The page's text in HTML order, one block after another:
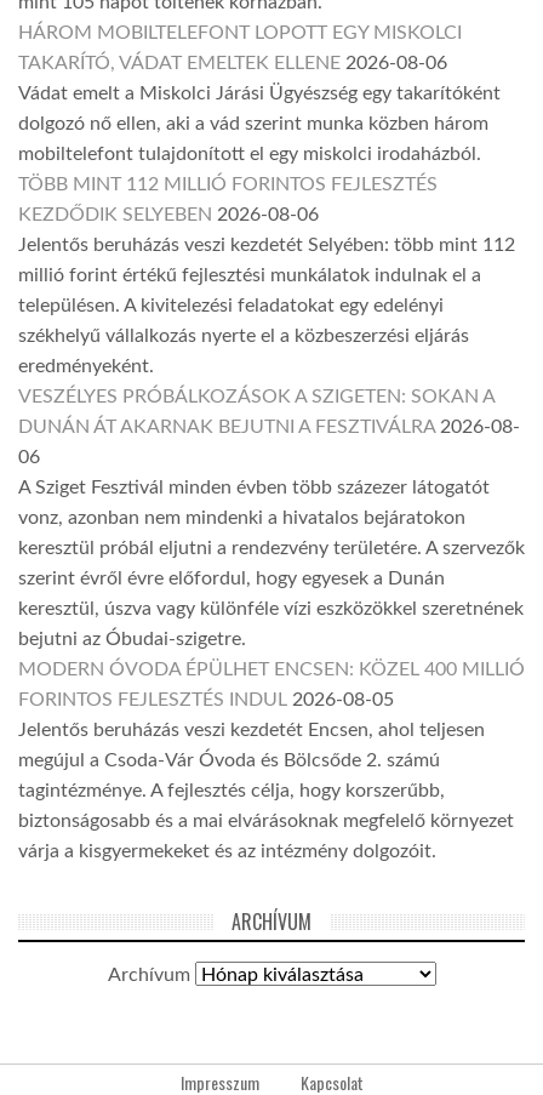
HÁROM MOBILTELEFONT LOPOTT EGY MISKOLCI
TAKARÍTÓ, VÁDAT EMELTEK ELLENE 2026-08-06
Vádat emelt a Miskolci Járási Ügyészség egy takarítóként
dolgozó nő ellen, aki a vád szerint munka közben három
mobiltelefont tulajdonított el egy miskolci irodaházból.
TÖBB MINT 112 MILLIÓ FORINTOS FEJLESZTÉS
KEZDŐDIK SELYEBEN 2026-08-06
Jelentős beruházás veszi kezdetét Selyében: több mint 112
millió forint értékű fejlesztési munkálatok indulnak el a
településen. A kivitelezési feladatokat egy edelényi
székhelyű vállalkozás nyerte el a közbeszerzési eljárás
eredményeként.
VESZÉLYES PRÓBÁLKOZÁSOK A SZIGETEN: SOKAN A
DUNÁN ÁT AKARNAK BEJUTNI A FESZTIVÁLRA 2026-08-
06
A Sziget Fesztivál minden évben több százezer látogatót
vonz, azonban nem mindenki a hivatalos bejáratokon
keresztül próbál eljutni a rendezvény területére. A szervezők
szerint évről évre előfordul, hogy egyesek a Dunán
keresztül, úszva vagy különféle vízi eszközökkel szeretnének
bejutni az Óbudai-szigetre.
MODERN ÓVODA ÉPÜLHET ENCSEN: KÖZEL 400 MILLIÓ
FORINTOS FEJLESZTÉS INDUL 2026-08-05
Jelentős beruházás veszi kezdetét Encsen, ahol teljesen
megújul a Csoda-Vár Óvoda és Bölcsőde 2. számú
tagintézménye. A fejlesztés célja, hogy korszerűbb,
biztonságosabb és a mai elvárásoknak megfelelő környezet
várja a kisgyermekeket és az intézmény dolgozóit.
ARCHÍVUM
Archívum
Impresszum Kapcsolat